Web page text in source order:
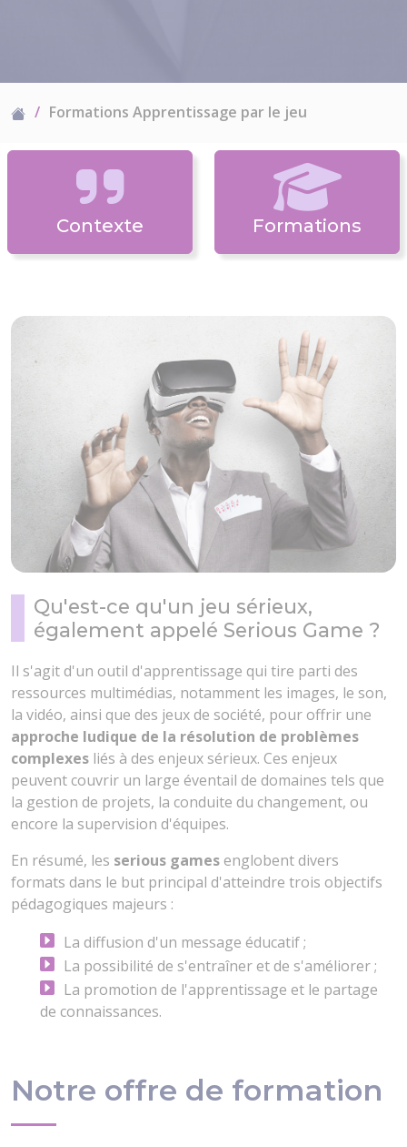
Formations Apprentissage par le jeu
Contexte Formations
Qu'est-ce qu'un jeu sérieux,
également appelé Serious Game ?
Il s'agit d'un outil d'apprentissage qui tire parti des
ressources multimédias, notamment les images, le son,
la vidéo, ainsi que des jeux de société, pour offrir une
approche ludique de la résolution de problèmes
complexes liés à des enjeux sérieux. Ces enjeux
peuvent couvrir un large éventail de domaines tels que
la gestion de projets, la conduite du changement, ou
encore la supervision d'équipes.
En résumé, les serious games englobent divers
formats dans le but principal d'atteindre trois objectifs
pédagogiques majeurs :
La diffusion d'un message éducatif ;
La possibilité de s'entraîner et de s'améliorer ;
La promotion de l'apprentissage et le partage
de connaissances.
Notre offre de formation